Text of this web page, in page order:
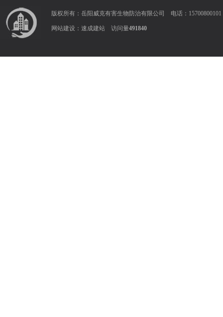
版权所有：岳阳威克有害生物防治有限公司 电话：
网站建设： 速成建站 访问量491840